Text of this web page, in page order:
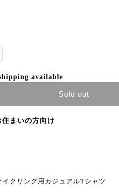
available
Sold out
住まいの方向け
クリング用カジュアルTシャツ